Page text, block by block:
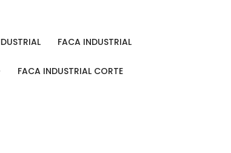
FACA INDUSTRIAL
FACA INDUSTRIAL CORTE